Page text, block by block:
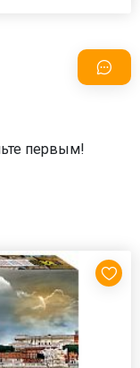
первым!